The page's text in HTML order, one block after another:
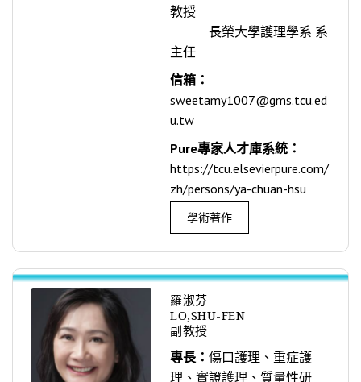
教授
長榮大學護理學系 系
主任
信箱：
sweetamy1007@gms.tcu.ed
u.tw
Pure專家人才庫系統：
https://tcu.elsevierpure.com/
zh/persons/ya-chuan-hsu
學術著作
羅淑芬
LO,SHU-FEN
副教授
專長： 傷口護理、重症護
理、實證護理、質量性研